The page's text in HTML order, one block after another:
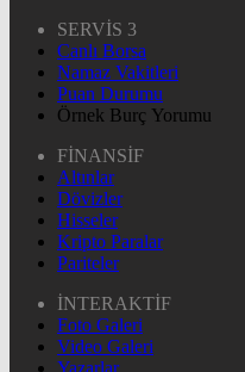
SERVİS 3
Canlı Borsa
Namaz Vakitleri
Puan Durumu
Örnek Burç Yorumu
FİNANSİF
Altınlar
Dövizler
Hisseler
Kripto Paralar
Pariteler
İNTERAKTİF
Foto Galeri
Video Galeri
Yazarlar